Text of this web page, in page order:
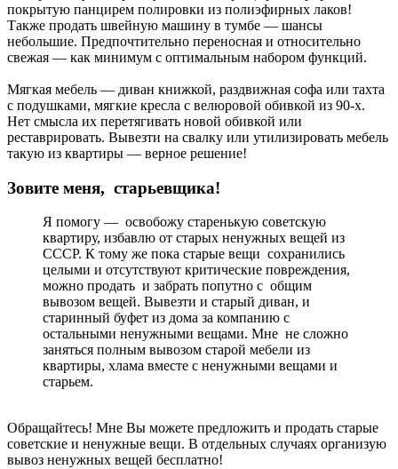
покрытую панцирем полировки из полиэфирных лаков!
Также продать швейную машину в тумбе — шансы
небольшие. Предпочтительно переносная и относительно
свежая — как минимум с оптимальным набором функций.
Мягкая мебель — диван книжкой, раздвижная софа или тахта
с подушками, мягкие кресла с велюровой обивкой из 90-х.
Нет смысла их перетягивать новой обивкой или
реставрировать. Вывезти на свалку или утилизировать мебель
такую из квартиры — верное решение!
Зовите меня, старьевщика!
Я помогу — освобожу старенькую советскую
квартиру, избавлю от старых ненужных вещей из
СССР. К тому же пока старые вещи сохранились
целыми и отсутствуют критические повреждения,
можно продать и забрать попутно с общим
вывозом вещей. Вывезти и старый диван, и
старинный буфет из дома за компанию с
остальными ненужными вещами. Мне не сложно
заняться полным вывозом старой мебели из
квартиры, хлама вместе с ненужными вещами и
старьем.
Обращайтесь! Мне Вы можете предложить и продать старые
советские и ненужные вещи. В отдельных случаях организую
вывоз ненужных вещей бесплатно!